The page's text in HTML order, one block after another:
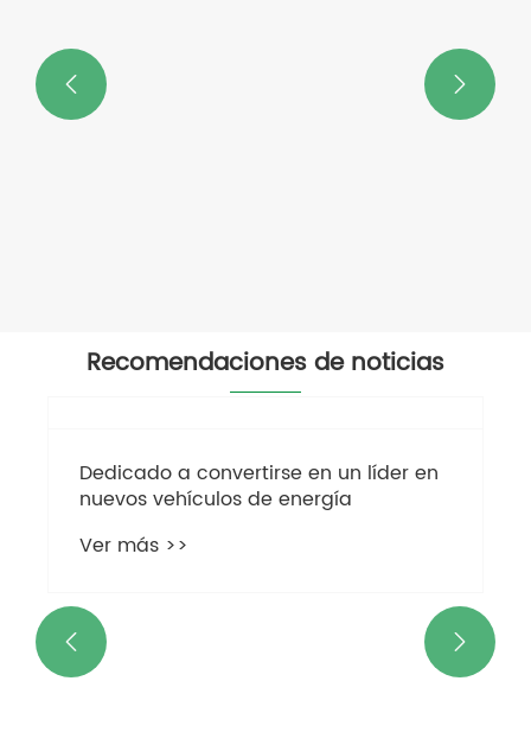
 
Recomendaciones de noticias
Dedicado a convertirse en un líder en
nuevos vehículos de energía
Ver más >>
 